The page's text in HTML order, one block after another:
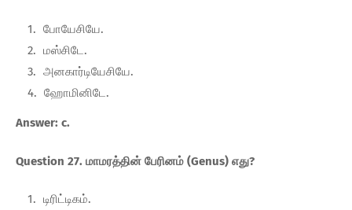
போயேசியே.
மஸ்சிடே.
அனகார்டியேசியே.
ஹோமினிடே.
Answer: c.
Question 27. மாமரத்தின் பேரினம் (Genus) எது?
டிரிட்டிகம்.